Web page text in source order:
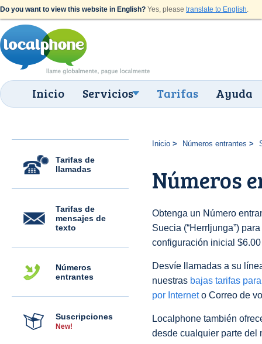
Do you want to view this website in English? Yes, please translate to English.
Inicio Servicios Tarifas Ayuda
Tarifas de
llamadas
Tarifas de
mensajes de
texto
Números
entrantes
Suscripciones
New!
Inicio Números entrantes
Números
Obtenga un Número
Suecia (“Herrljunga”)
configuración inicial
Desvíe llamadas a su
nuestras bajas tarifas
por Interneto Correo de
Localphone también
desde cualquier parte del